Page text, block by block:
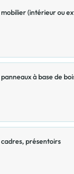
(intérieur ou
à base de
présentoirs